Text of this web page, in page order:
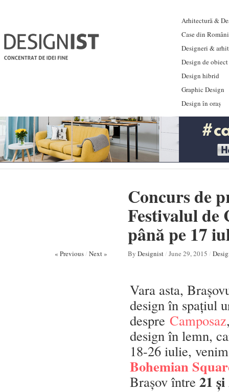
Arhitectură &
Case din
Designeri &
Design de obiect
Design hibrid
Graphic Design
Design în oraș
Concurs de
Festivalul
până pe 17
« Previous/ Next » By Designist/ June 29, 2015 /
Vara asta,
design în spațiul
despre Camposaz
design în lemn,
18-26 iulie,
Bohemian
Brașov între 21